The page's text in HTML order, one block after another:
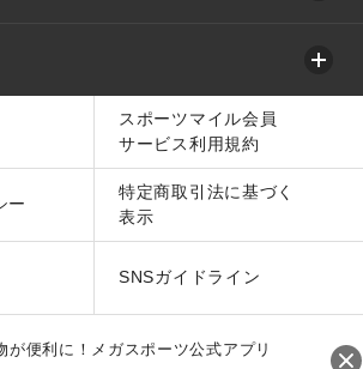
スポーツマイル会員
サービス利用規約
ー
特定商取引法に基づく
表示
SNSガイドライン
が便利に！メガスポーツ公式アプリ